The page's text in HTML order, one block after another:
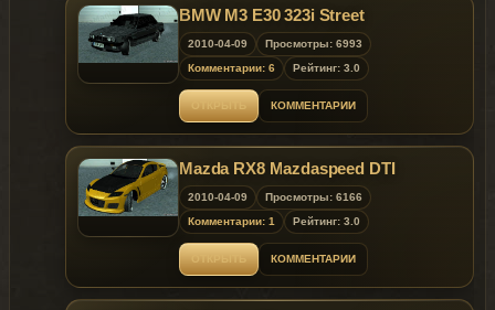
BMW M3 E30 323i Street
2010-04-09
Просмотры: 6993
Комментарии: 6
Рейтинг: 3.0
КОММЕНТАРИИ
Mazda RX8 Mazdaspeed DTI
2010-04-09
Просмотры: 6166
Комментарии: 1
Рейтинг: 3.0
КОММЕНТАРИИ